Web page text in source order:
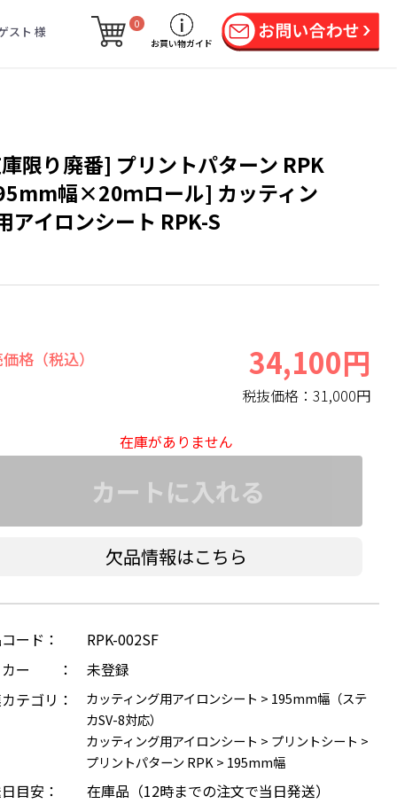
スト 様
0
お買い物ガイド
限り廃番] プリントパターン RPK
幅×20ｍロール] カッティン
アイロンシート RPK-S
格（税込） 34,100円
税抜価格： 31,000円
在庫がありません
カートに入れる
欠品情報はこちら
ード：
RPK-002SF
カー ：
未登録
テゴリ：
カッティング用アイロンシート > 195mm幅（ステ
カSV-8対応）
カッティング用アイロンシート > プリントシート >
プリントパターン RPK > 195mm幅
目安： 在庫品（12時までの注文で当日発送）